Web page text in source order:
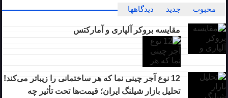
محبوب جدید دیدگاهها
مقایسه بروکر آلپاری و آمارکتس
12 نوع آجر چینی نما که هر ساختمانی را زیباتر می‌کند!
تحلیل بازار شیلنگ ایران؛ قیمت‌ها تحت تأثیر چه